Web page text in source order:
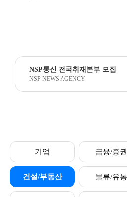
NSP통신 전국취재본부 모집
NSP NEWS AGENCY
기업 금융/증권
건설/부동산 물류/유통